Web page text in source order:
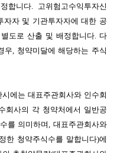
합니다
고위험고수익투자신
자자 및 기관투자자에 대한 공
도로 산출 및 배정합니다. 다
우
청약미달에 해당하는 주식
에는 대표주관회사와 인수회
회사의 각 청약처에서 일반공
를 의미하며
대표주관회사와
한 청약주식수를 말합니다)에